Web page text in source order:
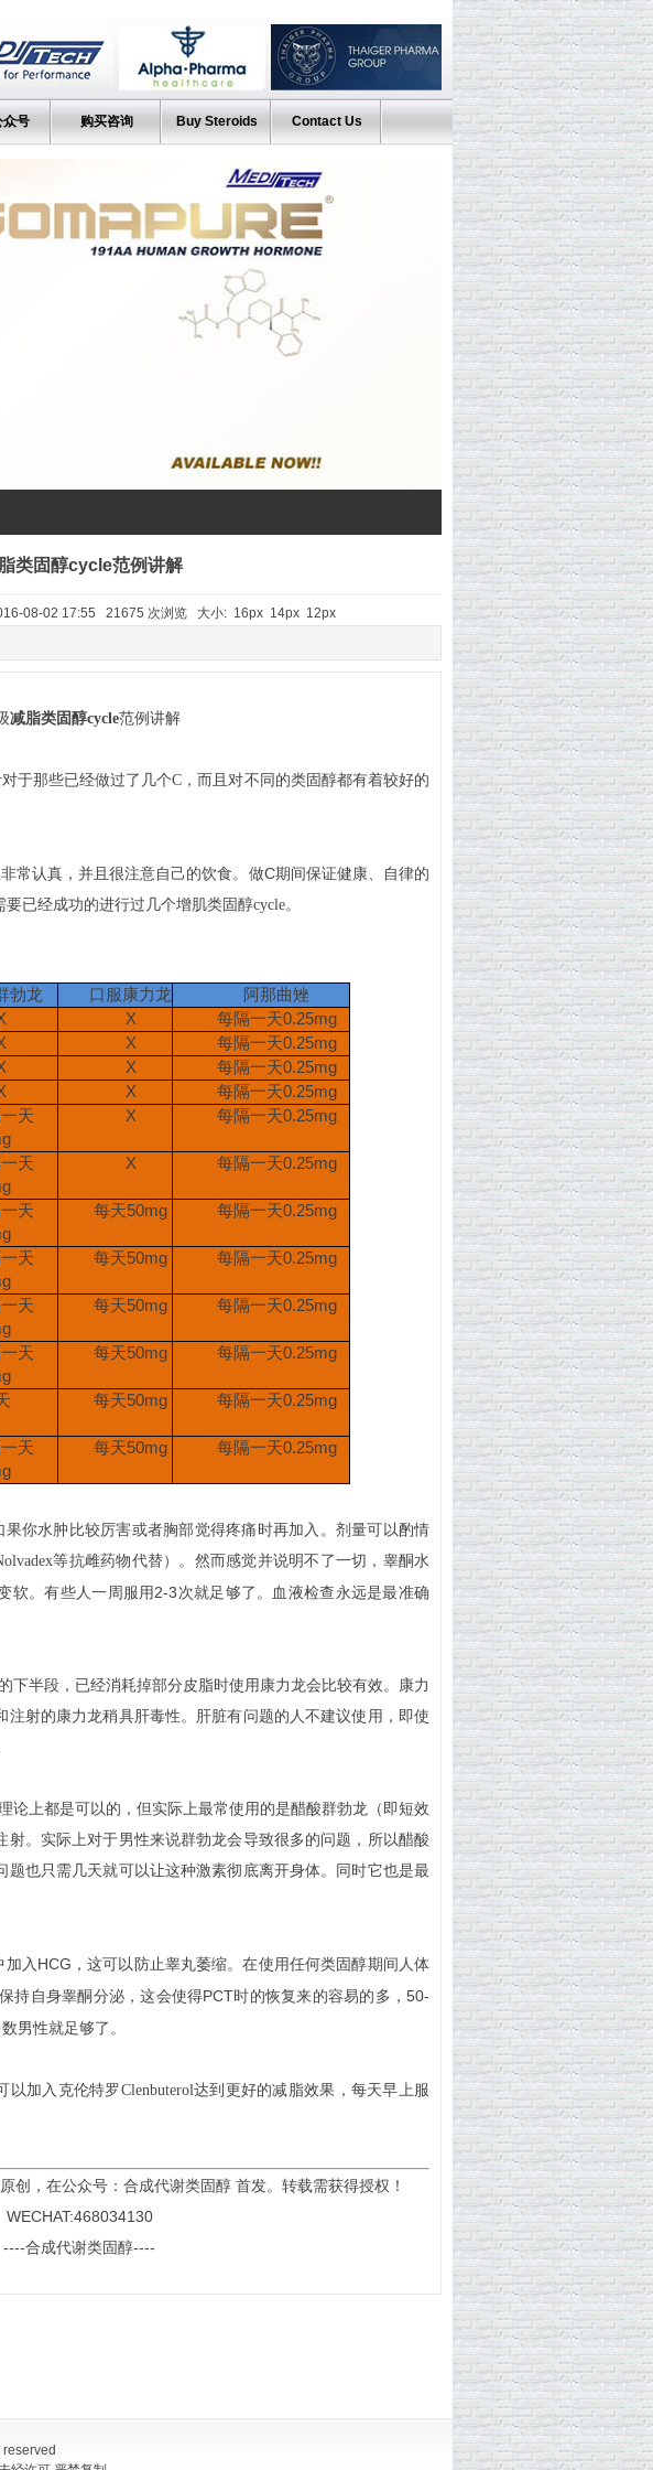
众号 购买咨询 Buy Steroids Contact Us
类固醇cycle范例讲解
08-02 17:55 21675 次浏览 大小: 16px 14px 12px
减脂类固醇cycle范例讲解
于那些已经做过了几个C ，而且对不同的类固醇都有着较好的
非常认真，并且很注意自己的饮食。做C期间保证健康、自律的
已经成功的进行过几个增肌类固醇cycle。
勃龙 口服康力龙
阿那曲矬
X 每隔一天0.25mg
X 每隔一天0.25mg
X 每隔一天0.25mg
X 每隔一天0.25mg
天
X 每隔一天0.25mg
天
X 每隔一天0.25mg
天
每天50mg 每隔一天0.25mg
天
每天50mg 每隔一天0.25mg
天
每天50mg 每隔一天0.25mg
天
每天50mg 每隔一天0.25mg
每天50mg 每隔一天0.25mg
天
每天50mg 每隔一天0.25mg
果你水肿比较厉害或者胸部觉得疼痛时再加入。剂量可以酌情
等抗雌药物代替）。然而感觉并说明不了一切，睾酮水
软。有些人一周服用2-3 次就足够了。血液检查永远是最准确
下半段，已经消耗掉部分皮脂时使用康力龙会比较有效。康力
射的康力龙稍具肝毒性。肝脏有问题的人不建议使用，即使
论上都是可以的，但实际上最常使用的是醋酸群勃龙（即短效
。实际上对于男性来说群勃龙会导致很多的问题，所以醋酸
也只需几天就可以让这种激素彻底离开身体。同时它也是最
加入 HCG ，这可以防止睾丸萎缩。在使用任何类固醇期间人体
持自身睾酮分泌，这会使得PCT时的恢复来的容易的多，50-
男性就足够了。
以加入克伦特罗Clenbuterol达到更好的减脂效果，每天早上服
创，在公众号：合成代谢类固醇 首发。转载需获得授权！
WECHAT:468034130
----合成代谢类固醇----